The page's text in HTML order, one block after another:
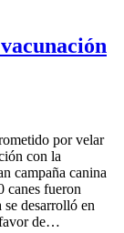
por velar
con la
campaña canina
canes fueron
desarrolló en
favor de…